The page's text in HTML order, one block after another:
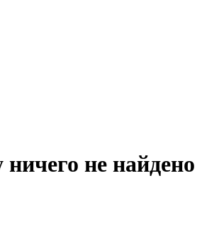
не найдено